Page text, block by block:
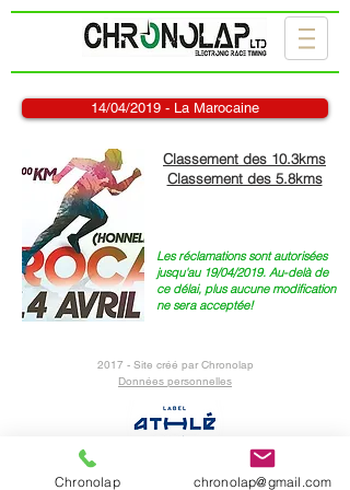
14/04/2019 - La Marocaine
Classement des 10.3kms
Classement des 5.8kms
Les réclamations sont autorisées
jusqu'au 19/04/2019. Au-delà de
ce délai, plus aucune modification
ne sera acceptée!
2017 - Site créé par Chronolap
Données personnelles
Chronolap chronolap@gmail.com